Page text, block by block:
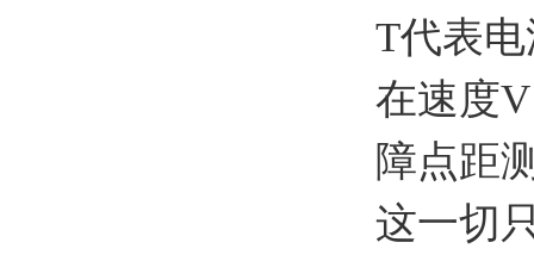
T代表
在速度
障点距
这一切